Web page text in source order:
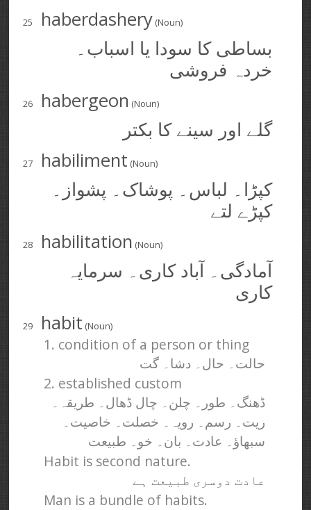
25 haberdashery (Noun)
بساطی کا سودا یا اسباب۔
خردہ فروشی
26 habergeon (Noun)
گلے اور سینے کا بکتر
27 habiliment (Noun)
کپڑا۔ لباس۔ پوشاک۔ پشواز۔
کپڑے لتے
28 habilitation (Noun)
آمادگی۔ آباد کاری۔ سرمایہ
کاری
29 habit (Noun)
1. condition of a person or thing
حالت۔ حال۔ دشا۔ گت
2. established custom
ڈھنگ۔ طور۔ چلن۔ چال ڈھال۔ طریقہ۔
ریت۔ رسم۔ رویہ۔ خصلت۔ خاصیت۔
سبھاؤ۔ عادت۔ بان۔ خو۔ طبیعت
Habit is second nature.
عادت دوسری طبیعت ہے
Man is a bundle of habits.